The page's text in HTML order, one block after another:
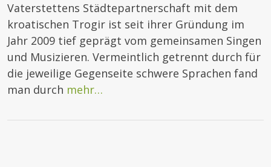
Vaterstettens Städtepartnerschaft mit dem
kroatischen Trogir ist seit ihrer Gründung im
Jahr 2009 tief geprägt vom gemeinsamen Singen
und Musizieren. Vermeintlich getrennt durch für
die jeweilige Gegenseite schwere Sprachen fand
man durch mehr…